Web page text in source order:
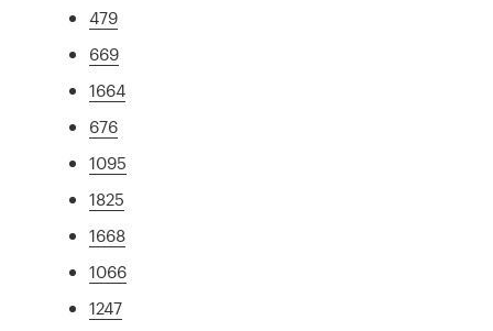
479
669
1664
676
1095
1825
1668
1066
1247